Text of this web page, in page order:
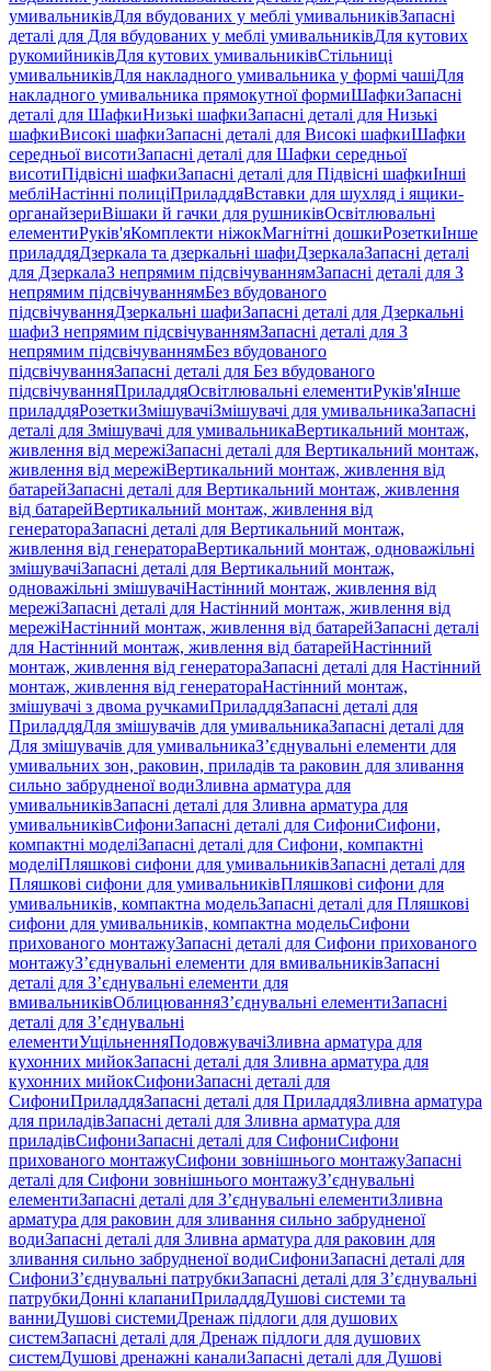
умивальниківДля вбудованих у меблі умивальниківЗапасні
деталі для Для вбудованих у меблі умивальниківДля кутових
рукомийниківДля кутових умивальниківСтільниці
умивальниківДля накладного умивальника у формі чашіДля
накладного умивальника прямокутної формиШафкиЗапасні
деталі для ШафкиНизькі шафкиЗапасні деталі для Низькі
шафкиВисокі шафкиЗапасні деталі для Високі шафкиШафки
середньої висотиЗапасні деталі для Шафки середньої
висотиПідвісні шафкиЗапасні деталі для Підвісні шафкиІнші
мебліНастінні полиціПриладдяВставки для шухляд і ящики-
органайзериВішаки й гачки для рушниківОсвітлювальні
елементиРуків'яКомплекти ніжокМагнітні дошкиРозеткиІнше
приладдяДзеркала та дзеркальні шафиДзеркалаЗапасні деталі
для ДзеркалаЗ непрямим підсвічуваннямЗапасні деталі для З
непрямим підсвічуваннямБез вбудованого
підсвічуванняДзеркальні шафиЗапасні деталі для Дзеркальні
шафиЗ непрямим підсвічуваннямЗапасні деталі для З
непрямим підсвічуваннямБез вбудованого
підсвічуванняЗапасні деталі для Без вбудованого
підсвічуванняПриладдяОсвітлювальні елементиРуків'яІнше
приладдяРозеткиЗмішувачіЗмішувачі для умивальникаЗапасні
деталі для Змішувачі для умивальникаВертикальний монтаж,
живлення від мережіЗапасні деталі для Вертикальний монтаж,
живлення від мережіВертикальний монтаж, живлення від
батарейЗапасні деталі для Вертикальний монтаж, живлення
від батарейВертикальний монтаж, живлення від
генератораЗапасні деталі для Вертикальний монтаж,
живлення від генератораВертикальний монтаж, одноважільні
змішувачіЗапасні деталі для Вертикальний монтаж,
одноважільні змішувачіНастінний монтаж, живлення від
мережіЗапасні деталі для Настінний монтаж, живлення від
мережіНастінний монтаж, живлення від батарейЗапасні деталі
для Настінний монтаж, живлення від батарейНастінний
монтаж, живлення від генератораЗапасні деталі для Настінний
монтаж, живлення від генератораНастінний монтаж,
змішувачі з двома ручкамиПриладдяЗапасні деталі для
ПриладдяДля змішувачів для умивальникаЗапасні деталі для
Для змішувачів для умивальникаЗ’єднувальні елементи для
умивальних зон, раковин, приладів та раковин для зливання
сильно забрудненої водиЗливна арматура для
умивальниківЗапасні деталі для Зливна арматура для
умивальниківСифониЗапасні деталі для СифониСифони,
компактні моделіЗапасні деталі для Сифони, компактні
моделіПляшкові сифони для умивальниківЗапасні деталі для
Пляшкові сифони для умивальниківПляшкові сифони для
умивальників, компактна модельЗапасні деталі для Пляшкові
сифони для умивальників, компактна модельСифони
прихованого монтажуЗапасні деталі для Сифони прихованого
монтажуЗ’єднувальні елементи для вмивальниківЗапасні
деталі для З’єднувальні елементи для
вмивальниківОблицюванняЗ’єднувальні елементиЗапасні
деталі для З’єднувальні
елементиУщільненняПодовжувачіЗливна арматура для
кухонних мийокЗапасні деталі для Зливна арматура для
кухонних мийокСифониЗапасні деталі для
СифониПриладдяЗапасні деталі для ПриладдяЗливна арматура
для приладівЗапасні деталі для Зливна арматура для
приладівСифониЗапасні деталі для СифониСифони
прихованого монтажуСифони зовнішнього монтажуЗапасні
деталі для Сифони зовнішнього монтажуЗ’єднувальні
елементиЗапасні деталі для З’єднувальні елементиЗливна
арматура для раковин для зливання сильно забрудненої
водиЗапасні деталі для Зливна арматура для раковин для
зливання сильно забрудненої водиСифониЗапасні деталі для
СифониЗ’єднувальні патрубкиЗапасні деталі для З’єднувальні
патрубкиДонні клапаниПриладдяДушові системи та
ванниДушові системиДренаж підлоги для душових
системЗапасні деталі для Дренаж підлоги для душових
системДушові дренажні каналиЗапасні деталі для Душові